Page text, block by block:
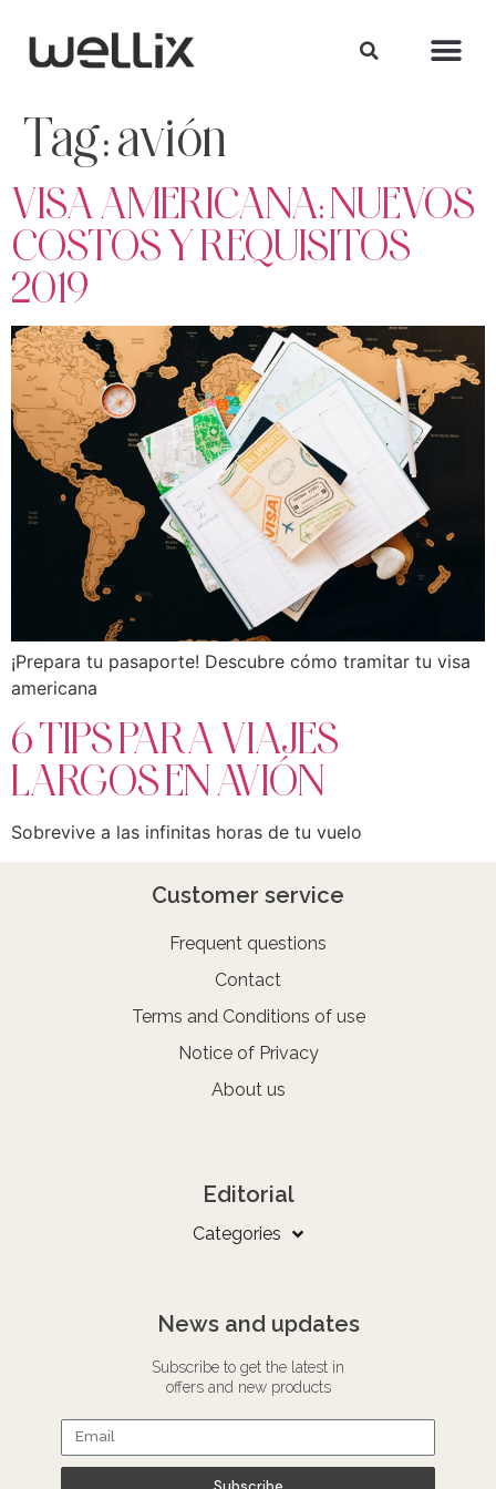
Tag:avión
VISA AMERICANA: NUEVOS
COSTOS Y REQUISITOS
2019
¡Prepara tu pasaporte! Descubre cómo tramitar tu visa
americana
6 TIPS PARA VIAJES
LARGOS EN AVIÓN
Sobrevive a las infinitas horas de tu vuelo
Customer service
Frequent questions
Contact
Terms and Conditions of use
Notice of Privacy
About us
Editorial
Categories
News and updates
Subscribe to get the latest in
offers and new products